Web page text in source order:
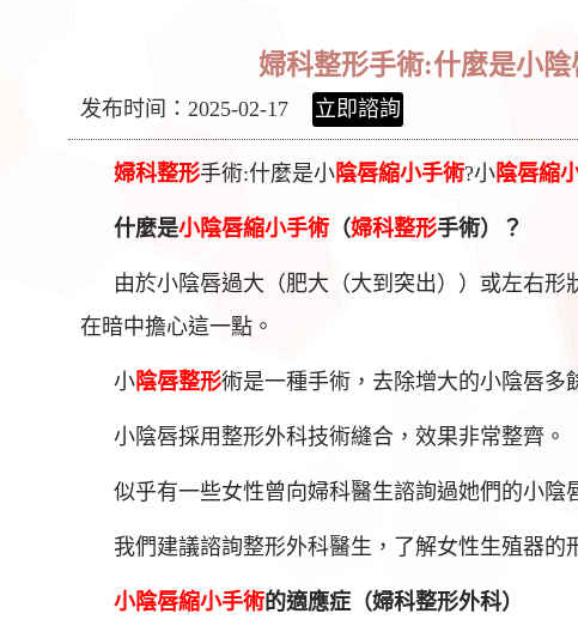
婦科整形手術:什麼是小
发布时间：2025-02-17 立即諮詢
婦科整形手術:什麼是小陰唇縮小手術?小陰唇縮
什麼是小陰唇縮小手術 （婦科整形手術）？
由於小陰唇過大（肥大（大到突出））或左右
在暗中擔心這一點。
小陰唇整形術是一種手術，去除增大的小陰唇多
小陰唇採用整形外科技術縫合，效果非常整齊。
似乎有一些女性曾向婦科醫生諮詢過她們的小陰
我們建議諮詢整形外科醫生，了解女性生殖器
小陰唇縮小手術的適應症（婦科整形外科）